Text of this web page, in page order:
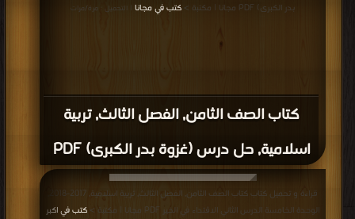
كتاب الصف الثامن, الفصل الثالث, تربية
اسلامية, حل درس (غزوة بدر الكبرى) PDF
بدر الكبرى) PDF مجانا | مكتبة >
كتب في مجانا | التحميل : مرة/مرات
الوحدة الخامسة الدرس الثاني الاقتداء في الخير PDF مجانا | مكتبة >
كتب في اكبر